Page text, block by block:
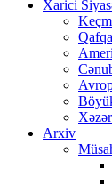
Xarici
Arxiv